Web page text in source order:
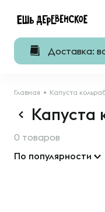
Доставка:
Главная Капуста
Капуста
0 товаров
По популярности